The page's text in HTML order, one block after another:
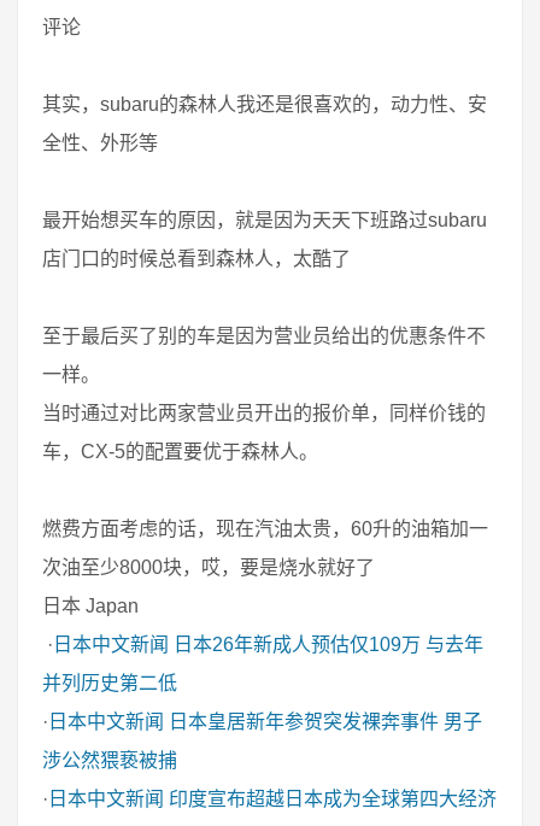
评论
其实，subaru的森林人我还是很喜欢的，动力性、安
全性、外形等
最开始想买车的原因，就是因为天天下班路过subaru
店门口的时候总看到森林人，太酷了
至于最后买了别的车是因为营业员给出的优惠条件不
一样。
当时通过对比两家营业员开出的报价单，同样价钱的
车，CX-5的配置要优于森林人。
燃费方面考虑的话，现在汽油太贵，60升的油箱加一
次油至少8000块，哎，要是烧水就好了
日本 Japan
· 日本中文新闻
日本26年新成人预估仅109万 与去年
并列历史第二低
· 日本中文新闻
日本皇居新年参贺突发裸奔事件 男子
涉公然猥亵被捕
· 日本中文新闻 印度宣布超越日本成为全球第四大经济